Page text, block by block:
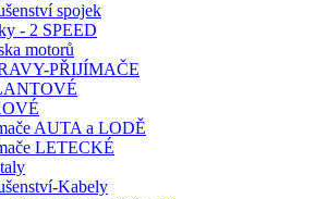
spojek
- 2 SPEED
motorů
PŘIJÍMAČE
AUTA a LODĚ
LETECKÉ
Kabely